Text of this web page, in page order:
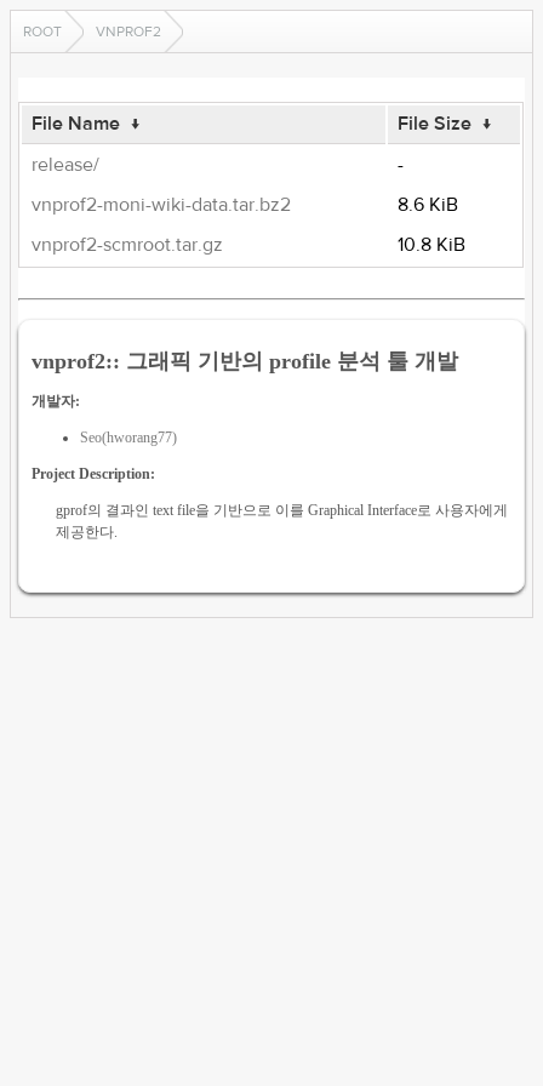
ROOT VNPROF2
File Name ↓ File Size ↓
release/
-
vnprof2-moni-wiki-data.tar.bz2
8.6 KiB
vnprof2-scmroot.tar.gz
10.8 KiB
vnprof2:: 그래픽 기반의 profile 분석 툴 개발
개발자:
Seo(hworang77)
Project Description:
gprof의 결과인 text file을 기반으로 이를 Graphical Interface로 사용자에게
제공한다.